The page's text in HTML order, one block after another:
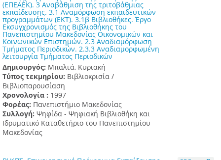
(ΕΠΕΑΕΚ). 3 Αναβάθμιση της τριτοβάθμιας
εκπαίδευσης. 3.1 Αναμόρφωση εκπαιδευτικών
προγραμμάτων (ΕΚΤ). 3.1β Βιβλιοθήκες. Έργο
Εκσυγχρονισμός της Βιβλιοθήκης του
Πανεπιστημίου Μακεδονίας Οικονομικών και
Κοινωνικών Επιστημών. 2.3 Αναδιαμόρφωση
Τμήματος Περιοδικών. 2.3.3 Αναδιαμορφωμένη
λειτουργία Τμήματος Περιοδικών
Δημιουργός: Μπαλτά, Κυριακή
Τύπος τεκμηρίου: Βιβλιοκρισία /
Βιβλιοπαρουσίαση
Χρονολογία : 1997
Φορέας: Πανεπιστήμιο Μακεδονίας
Συλλογή: Ψηφίδα - Ψηφιακή Βιβλιοθήκη και
Ιδρυματικό Καταθετήριο του Πανεπιστημίου
Μακεδονίας